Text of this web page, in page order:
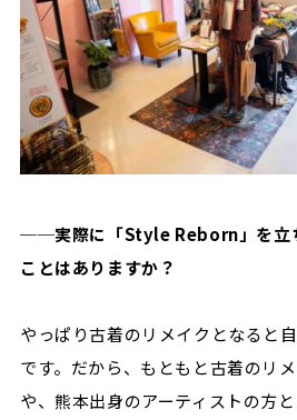
──実際に「Style Reborn」を立
ことはありますか？
やっぱり古着のリメイクとなると
です。だから、もともと古着のリ
や、熊本出身のアーティストの方